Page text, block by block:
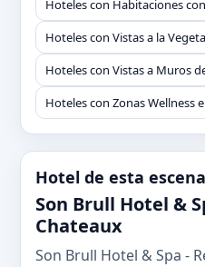
Hoteles con Habitaciones
Hoteles con Vistas a la
Hoteles con Vistas a Muros
Hoteles con Zonas Wellness
Hotel de esta escena
Son Brull Hotel &
Chateaux
Son Brull Hotel & Spa -